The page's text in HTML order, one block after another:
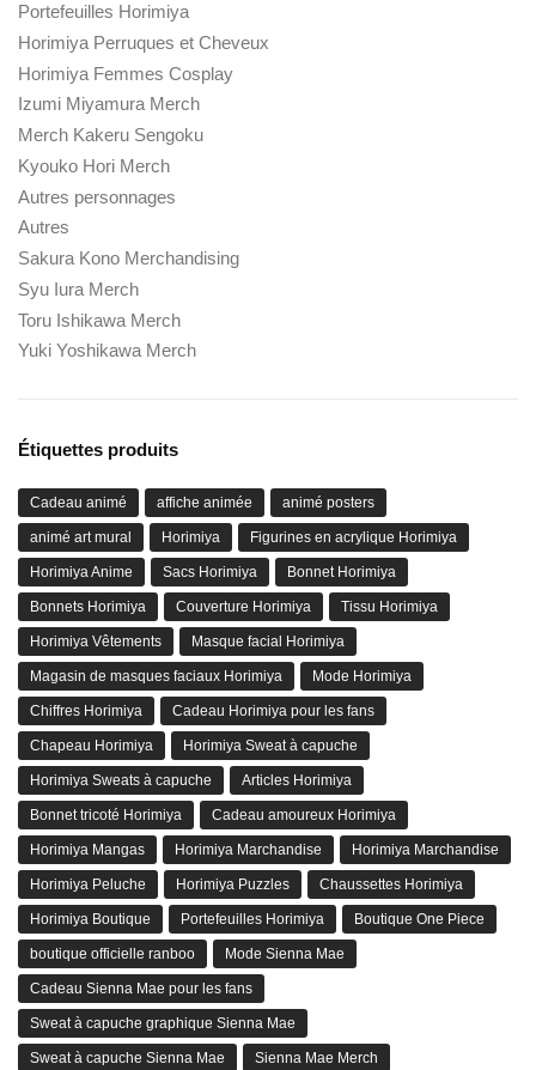
Portefeuilles Horimiya
Horimiya Perruques et Cheveux
Horimiya Femmes Cosplay
Izumi Miyamura Merch
Merch Kakeru Sengoku
Kyouko Hori Merch
Autres personnages
Autres
Sakura Kono Merchandising
Syu Iura Merch
Toru Ishikawa Merch
Yuki Yoshikawa Merch
Étiquettes produits
Cadeau animé affiche animée animé posters
animé art mural Horimiya Figurines en acrylique Horimiya
Horimiya Anime Sacs Horimiya Bonnet Horimiya
Bonnets Horimiya Couverture Horimiya Tissu Horimiya
Horimiya Vêtements Masque facial Horimiya
Magasin de masques faciaux Horimiya Mode Horimiya
Chiffres Horimiya Cadeau Horimiya pour les fans
Chapeau Horimiya Horimiya Sweat à capuche
Horimiya Sweats à capuche Articles Horimiya
Bonnet tricoté Horimiya Cadeau amoureux Horimiya
Horimiya Mangas Horimiya Marchandise Horimiya Marchandise
Horimiya Peluche Horimiya Puzzles Chaussettes Horimiya
Horimiya Boutique Portefeuilles Horimiya Boutique One Piece
boutique officielle ranboo Mode Sienna Mae
Cadeau Sienna Mae pour les fans
Sweat à capuche graphique Sienna Mae
Sweat à capuche Sienna Mae Sienna Mae Merch